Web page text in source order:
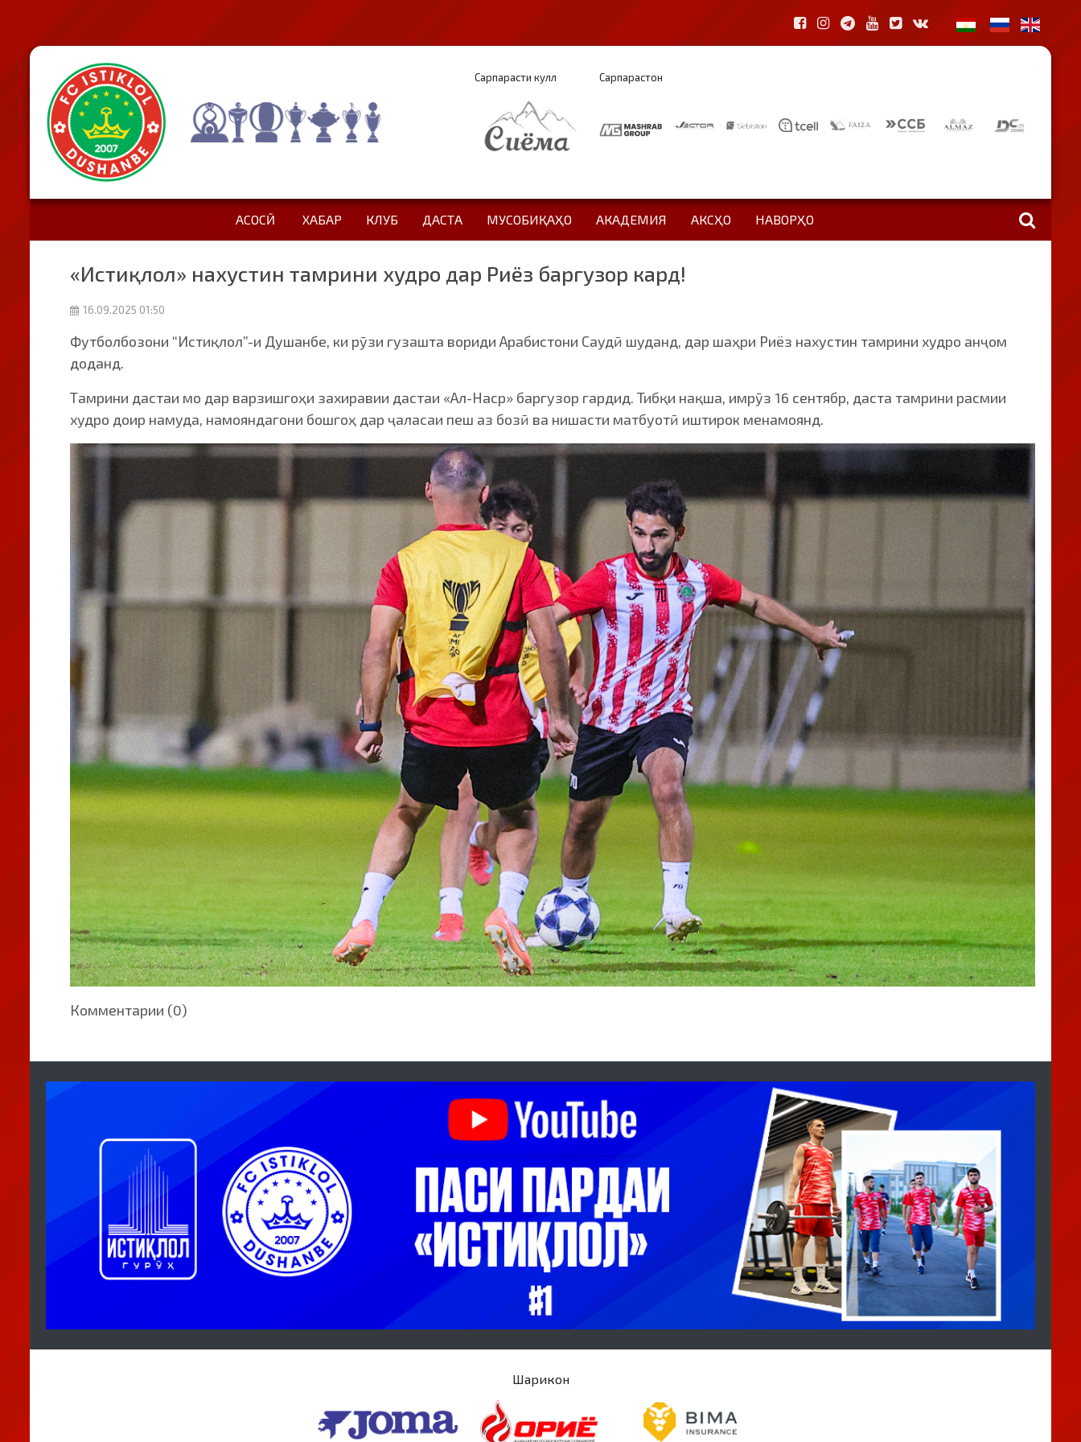
Сарпарасти кулл Сарпарастон
АСОСӢ ХАБАР КЛУБ ДАСТА МУСОБИҚАҲО АКАДЕМИЯ АКСҲО НАВОРҲО
«Истиқлол» нахустин тамрини худро дар Риёз баргузор кард!
16.09.2025 01:50
Футболбозони “Истиқлол”-и Душанбе, ки рӯзи гузашта вориди Арабистони Саудӣ шуданд, дар шаҳри Риёз нахустин тамрини худро анҷом
доданд.
Тамрини дастаи мо дар варзишгоҳи захиравии дастаи «Ал-Наср» баргузор гардид. Тибқи нақша, имрӯз 16 сентябр, даста тамрини расмии
худро доир намуда, намояндагони бошгоҳ дар ҷаласаи пеш аз бозӣ ва нишасти матбуотӣ иштирок менамоянд.
Комментарии (0)
Шарикон